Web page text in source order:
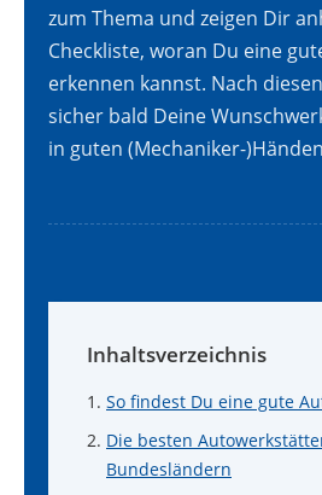
zum Thema und zeigen Dir
Checkliste, woran Du eine
erkennen kannst. Nach
sicher bald Deine
in guten (Mechaniker-
Inhaltsverzeichnis
So findest Du eine gute
Die besten
Bundesländern